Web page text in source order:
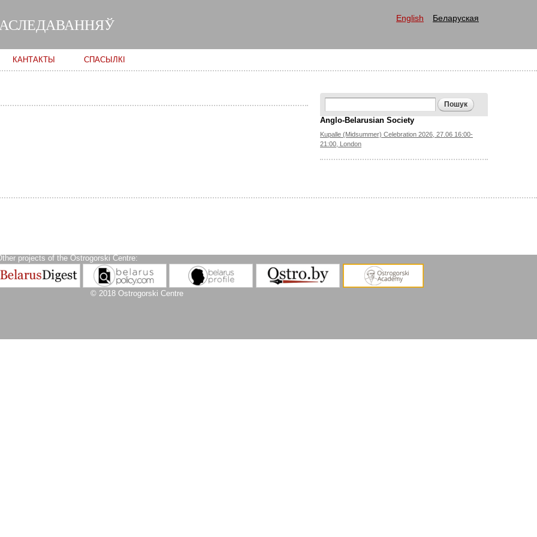
main
content
English Беларуская
КАНТАКТЫ СПАСЫЛКІ
Search form
Anglo-Belarusian Society
Kupalle (Midsummer) Celebration 2026, 27.06 16:00-
21:00, London
projects of the Ostrogorski Centre:
© 2018 Ostrogorski Centre